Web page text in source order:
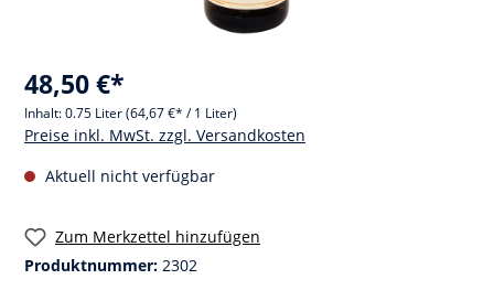
48,50 €*
Inhalt:0.75 Liter(64,67 €* / 1 Liter)
Preise inkl. MwSt. zzgl. Versandkosten
Aktuell nicht verfügbar
Zum Merkzettel hinzufügen
Produktnummer: 2302